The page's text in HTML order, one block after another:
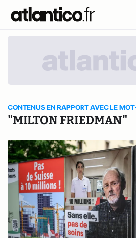
CONTENUS EN RAPPORT AVEC LE
"MILTON FRIEDMAN"